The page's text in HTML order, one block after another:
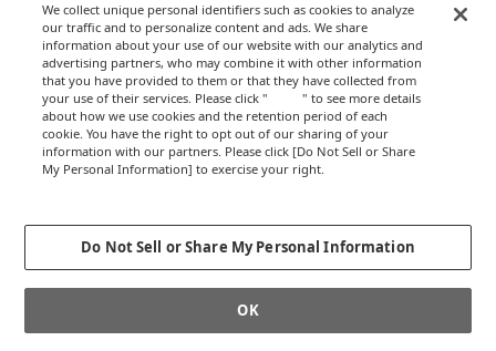
We collect unique personal identifiers such as cookies to analyze
our traffic and to personalize content and ads. We share
information about your use of our website with our analytics and
advertising partners, who may combine it with other information
that you have provided to them or that they have collected from
your use of their services. Please click "
here" to see more details
about how we use cookies and the retention period of each
cookie. You have the right to opt out of our sharing of your
information with our partners. Please click [Do Not Sell or Share
My Personal Information] to exercise your right.
Do Not Sell or Share My Personal Information
OK